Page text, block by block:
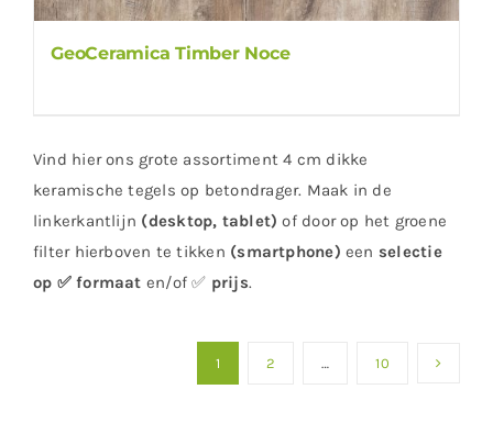
GeoCeramica Timber Noce
Vind hier ons grote assortiment 4 cm dikke
keramische tegels op betondrager. Maak in de
linkerkantlijn (desktop, tablet)of door op het groene
filter hierboven te tikken (smartphone)een selectie
op ✅ formaat en/of ✅ prijs.
1 2 … 10